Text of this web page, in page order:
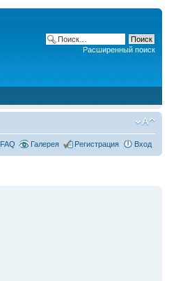
Расширенный поиск
FAQ Галерея Регистрация Вход